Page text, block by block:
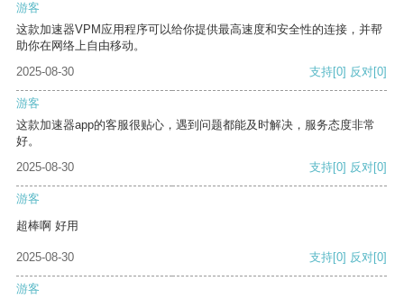
游客
这款加速器VPM应用程序可以给你提供最高速度和安全性的连接，并帮
助你在网络上自由移动。
2025-08-30
支持[0] 反对[0]
游客
这款加速器app的客服很贴心，遇到问题都能及时解决，服务态度非常
好。
2025-08-30
支持[0] 反对[0]
游客
超棒啊 好用
2025-08-30 支持[0] 反对[0]
游客